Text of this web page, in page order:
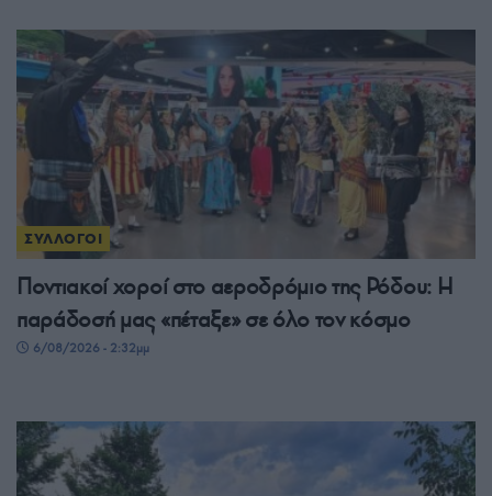
ΣΥΛΛΟΓΟΙ
Ποντιακοί χοροί στο αεροδρόμιο της Ρόδου: Η
παράδοσή μας «πέταξε» σε όλο τον κόσμο
6/08/2026 - 2:32μμ